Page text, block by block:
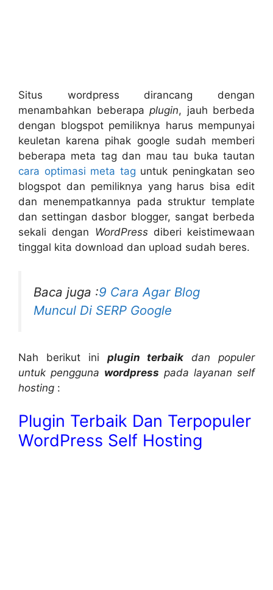
Situs wordpress dirancang dengan
menambahkan beberapa plugin, jauh berbeda
dengan blogspot pemiliknya harus mempunyai
keuletan karena pihak google sudah memberi
beberapa meta tag dan mau tau buka tautan
cara optimasi meta tag untuk peningkatan seo
blogspot dan pemiliknya yang harus bisa edit
dan menempatkannya pada struktur template
dan settingan dasbor blogger, sangat berbeda
sekali dengan WordPress diberi keistimewaan
tinggal kita download dan upload sudah beres.
Baca juga :9 Cara Agar Blog
Muncul Di SERP Google
Nah berikut ini plugin terbaik dan populer
untuk pengguna wordpress pada layanan self
hosting :
Plugin Terbaik Dan Terpopuler
WordPress Self Hosting